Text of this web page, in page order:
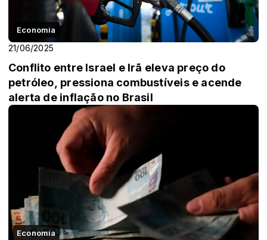
Economia
21/06/2025
Conflito entre Israel e Irã eleva preço do
petróleo, pressiona combustíveis e acende
alerta de inflação no Brasil
Economia